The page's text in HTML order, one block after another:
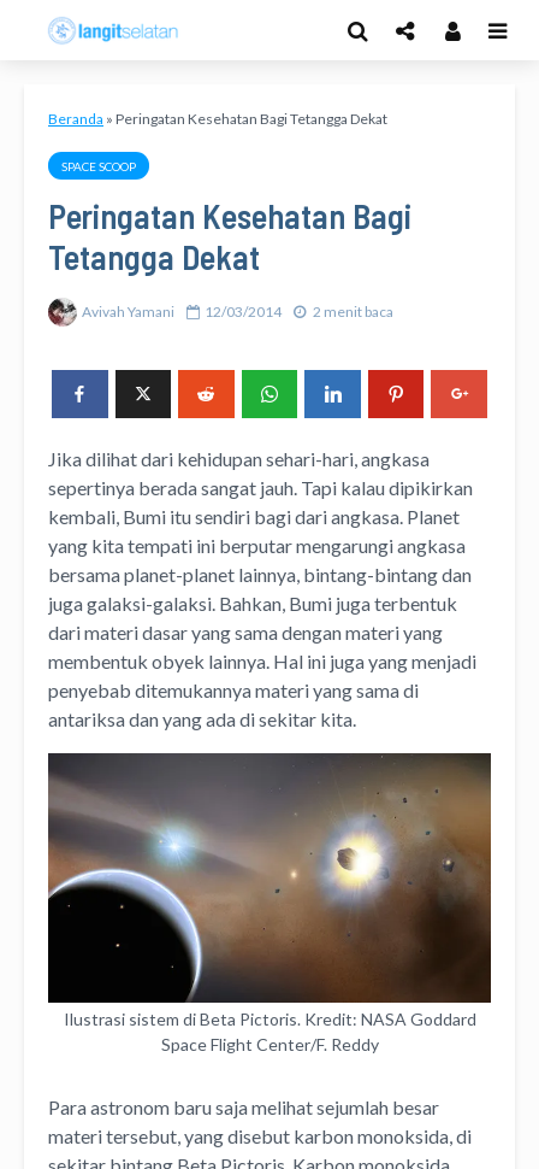
Beranda » Peringatan Kesehatan Bagi Tetangga Dekat
SPACE SCOOP
Peringatan Kesehatan Bagi
Tetangga Dekat
Avivah Yamani 12/03/2014 2 menit baca
Jika dilihat dari kehidupan sehari-hari, angkasa
sepertinya berada sangat jauh. Tapi kalau dipikirkan
kembali, Bumi itu sendiri bagi dari angkasa. Planet
yang kita tempati ini berputar mengarungi angkasa
bersama planet-planet lainnya, bintang-bintang dan
juga galaksi-galaksi. Bahkan, Bumi juga terbentuk
dari materi dasar yang sama dengan materi yang
membentuk obyek lainnya. Hal ini juga yang menjadi
penyebab ditemukannya materi yang sama di
antariksa dan yang ada di sekitar kita.
Ilustrasi sistem di Beta Pictoris. Kredit: NASA Goddard
Space Flight Center/F. Reddy
Para astronom baru saja melihat sejumlah besar
materi tersebut, yang disebut karbon monoksida, di